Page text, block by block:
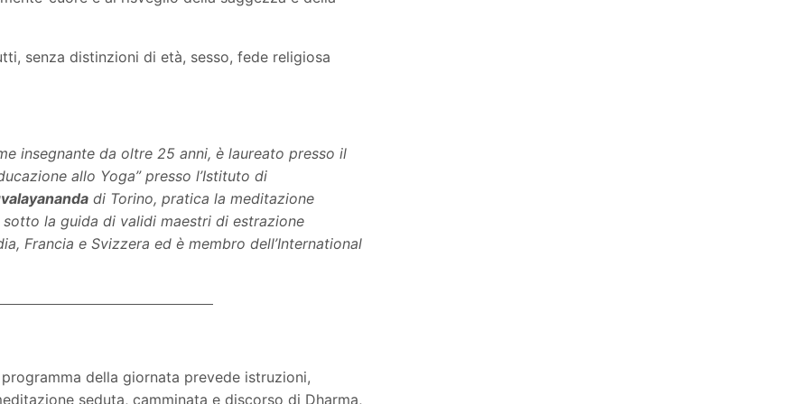
senza distinzioni di età, sesso, fede religiosa
insegnante da oltre 25 anni, è laureato presso il
allo Yoga” presso l’Istituto di
di Torino, pratica la meditazione
la guida di validi maestri di estrazione
Francia e Svizzera ed è membro dell’International
della giornata prevede istruzioni,
seduta, camminata e discorso di Dharma,